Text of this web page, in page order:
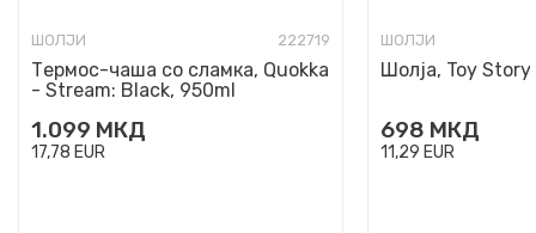
ШОЛЈИ 222719
Термос-чаша со сламка, Quokka
- Stream: Black, 950ml
1.099 МКД
17,78 EUR
ШОЛЈИ
Шолја, Toy
698 МКД
11,29 EUR